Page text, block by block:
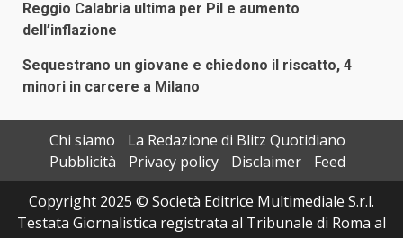
Reggio Calabria ultima per Pil e aumento
dell’inflazione
Sequestrano un giovane e chiedono il riscatto, 4
minori in carcere a Milano
Chi siamo
La Redazione di Blitz Quotidiano
Pubblicità
Privacy policy Disclaimer
Feed
Copyright 2025 © Società Editrice Multimediale S.r.l.
Testata Giornalistica registrata al Tribunale di Roma al